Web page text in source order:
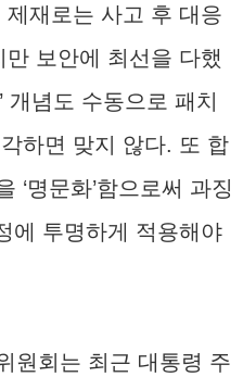
재로는 사고 후 대응
보안에 최선을 다했
개념도 수동으로 패치
하면 맞지 않다. 또 합
‘명문화’함으로써 과징
에 투명하게 적용해야
원회는 최근 대통령 주